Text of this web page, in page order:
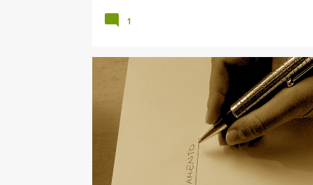
1
DERECHO CIVIL